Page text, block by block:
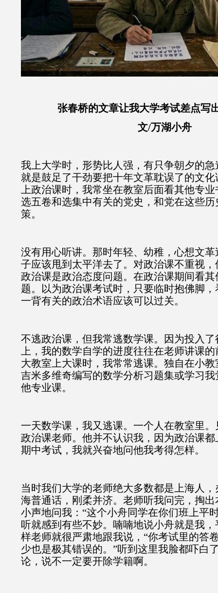
张春桥的文章让我大学考试差点写
文/万湖小舟
我上大学时，形势比人强，有只争朝夕的
就是鼓足了干劲要把十年文革耽误了的文
上政治课时，我常坐在教室后面看其他专
选五卷和选集中有关的党史，和党在这些
策。
没有用心听讲。那时年轻、幼稚，心想文革
子应该甩到太平洋去了。对政治课不重视
政治课是政治态度问题。在政治课期间看
题。以为政治课考试时，只要临时抱佛脚
一背有关的政治术语应该可以过关。
不逃政治课，但我常逃数学课。因为投入
上，我的数学自学的进度往往在老师讲课
大教室上大课时，我常常逃课。独自在小
吉米多维奇编写的数学分析习题集或学习
他专业课。
一天数学课，我又逃课。一个人在教室里
政治课老师。他并不认识我，因为政治课
期中考试，我就兴奋地问他我考得怎样。
当时我们大学的老师绝大多数都是上海人
海普通话，刚柔并济。老师听我问完，掏
小声地问我：“这个小舟同学在你们班上平
听就感到有些不妙。喃喃地说小舟就是我
样老师就很严肃地跟我说，“你考试里的答
少也是极其错误的。”听到这里我脸都吓白
论，说不一定要开除学籍啊。